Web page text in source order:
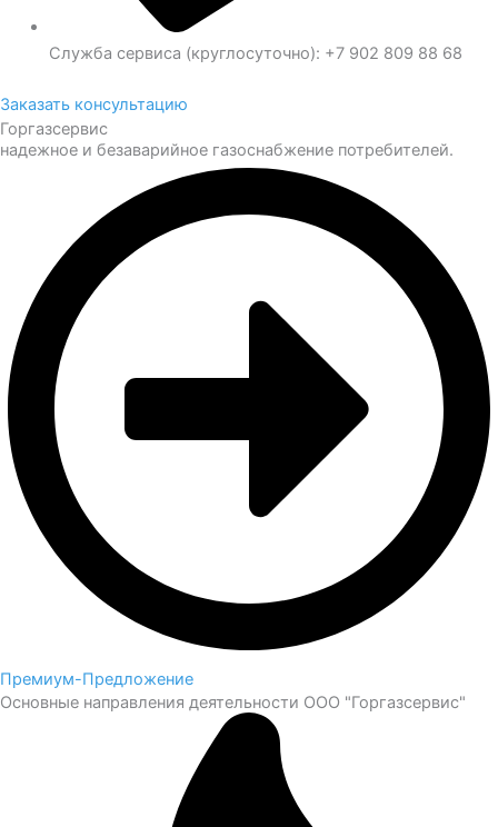
Служба сервиса (круглосуточно): +7 902 809 88 68
Заказать консультацию
Горгазсервис
надежное и безаварийное газоснабжение потребителей.
Премиум-Предложение
Основные направления деятельности ООО "Горгазсервис"